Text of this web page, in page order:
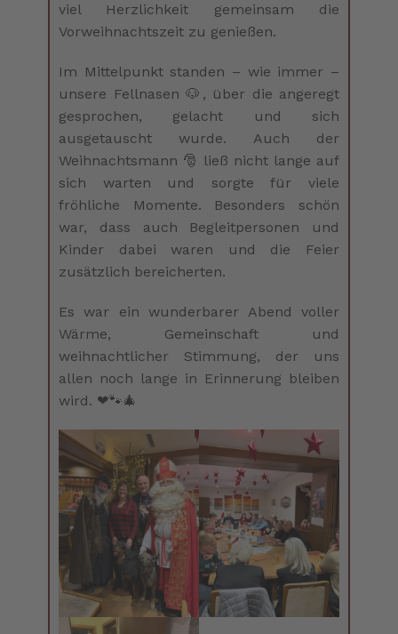
viel Herzlichkeit gemeinsam die
Vorweihnachtszeit zu genießen.
Im Mittelpunkt standen – wie immer –
unsere Fellnasen 🐶, über die angeregt
gesprochen, gelacht und sich
ausgetauscht wurde. Auch der
Weihnachtsmann 🎅 ließ nicht lange auf
sich warten und sorgte für viele
fröhliche Momente. Besonders schön
war, dass auch Begleitpersonen und
Kinder dabei waren und die Feier
zusätzlich bereicherten.
Es war ein wunderbarer Abend voller
Wärme, Gemeinschaft und
weihnachtlicher Stimmung, der uns
allen noch lange in Erinnerung bleiben
wird. ❤🐾🎄